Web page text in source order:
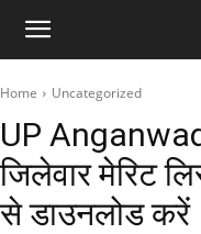
Home Uncategorized
UP
जिलेवार मेरिट
से डाउनलोड करें